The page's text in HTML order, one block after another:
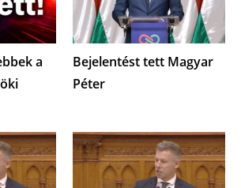
a
Bejelentést tett Magyar
Péter